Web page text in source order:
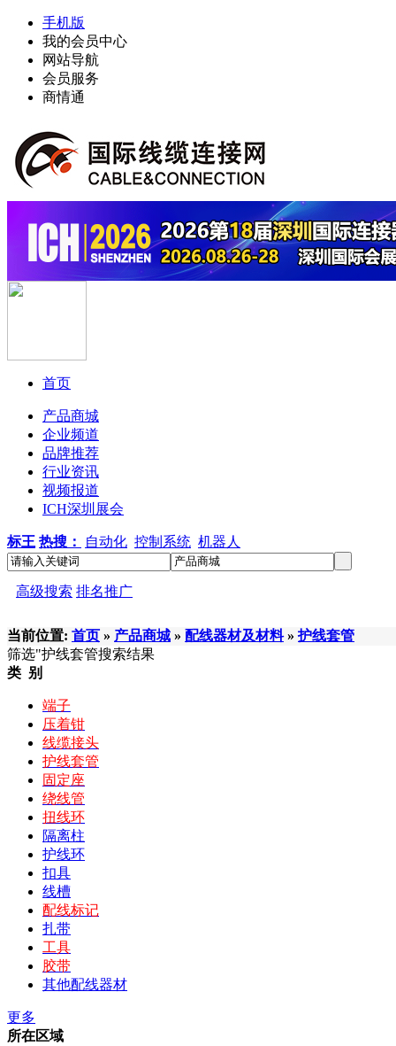
手机版
我的会员中心
网站导航
会员服务
商情通
首页
产品商城
企业频道
品牌推荐
行业资讯
视频报道
ICH深圳展会
标王 热搜： 自动化 控制系统 机器人
高级搜索 排名推广
当前位置: 首页 » 产品商城 » 配线器材及材料» 护线套管
筛选"护线套管搜索结果
类 别
端子
压着钳
线缆接头
护线套管
固定座
绕线管
扭线环
隔离柱
护线环
扣具
线槽
配线标记
扎带
工具
胶带
其他配线器材
更多
所在区域